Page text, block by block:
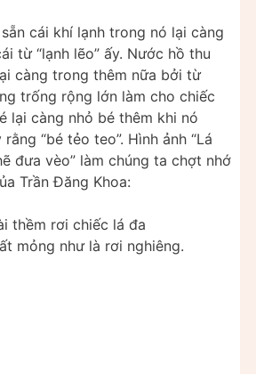
cái khí lạnh trong nó lại càng
từ “lạnh lẽo” ấy. Nước hồ thu
càng trong thêm nữa bởi từ
trống rộng lớn làm cho chiếc
lại càng nhỏ bé thêm khi nó
“bé tẻo teo”. Hình ảnh “Lá
đưa vèo” làm chúng ta chợt nhớ
Trần Đăng Khoa:
thềm rơi chiếc lá đa
mỏng như là rơi nghiêng.